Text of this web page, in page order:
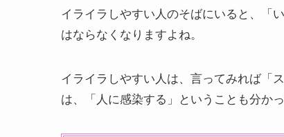
イライラしやすい人のそばにいると、「
はならなくなりますよね。
イライラしやすい人は、言ってみれば「
は、「人に感染する」ということも分かっ